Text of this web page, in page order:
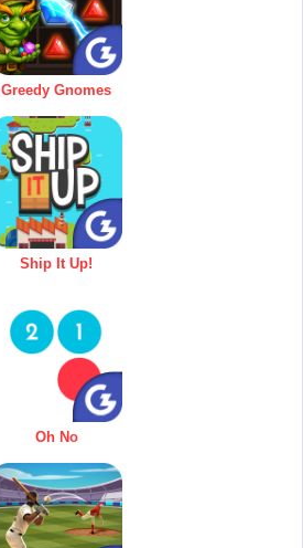
Greedy Gnomes
Ship It Up!
Oh No